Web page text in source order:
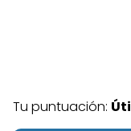
Tu puntuación: